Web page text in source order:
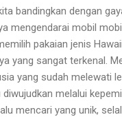
bandingkan dengan
mengendarai mobil
pakaian jenis
yang sangat terkenal.
yang sudah melewati
melalui
mencari yang unik,